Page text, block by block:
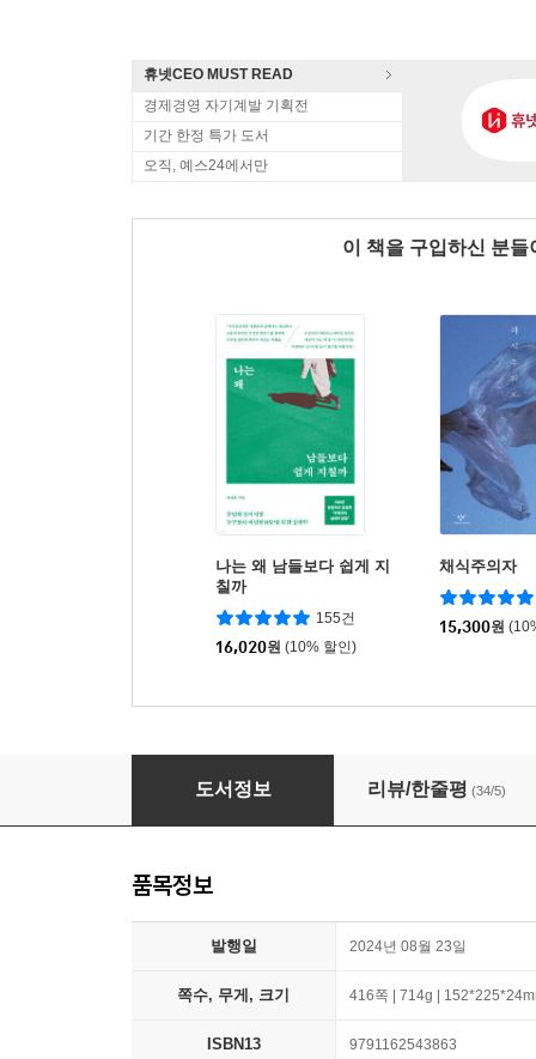
휴넷CEO MUST READ
경제경영 자기계발 기획전
기간 한정 특가 도서
오직, 예스24에서만
이 책을 구입하신 분
나는 왜 남들보다 쉽게 지
칠까
155건
16,020원 (10% 할인)
채식주의자
15,300원
팀장의 원칙
도서정보 리뷰/한줄평 (34/5)
품목정보
발행일 2024년 08월 23일
쪽수, 무게, 크기 416쪽 | 714g |
ISBN13 9791162543863